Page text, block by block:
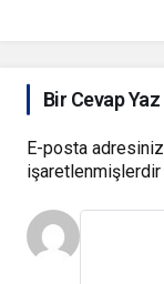
Bir Cevap Yaz
E-posta
işaretlenmişlerdir